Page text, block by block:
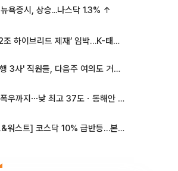
뉴욕증시, 상승...나스닥 1.3% ↑
美 ‘232조 하이브리드 제재’ 임박…K-태양광, 불확실성 털고 날개 다나
'국책은행 3사' 직원들, 다음주 여의도 거리 나서는 까닭은
폭염에 폭우까지⋯낮 최고 37도ㆍ동해안 강한 비 [날씨]
[베스트&워스트] 코스닥 10% 급반등…본느, 최대주주 변경 기대에 270% 폭등